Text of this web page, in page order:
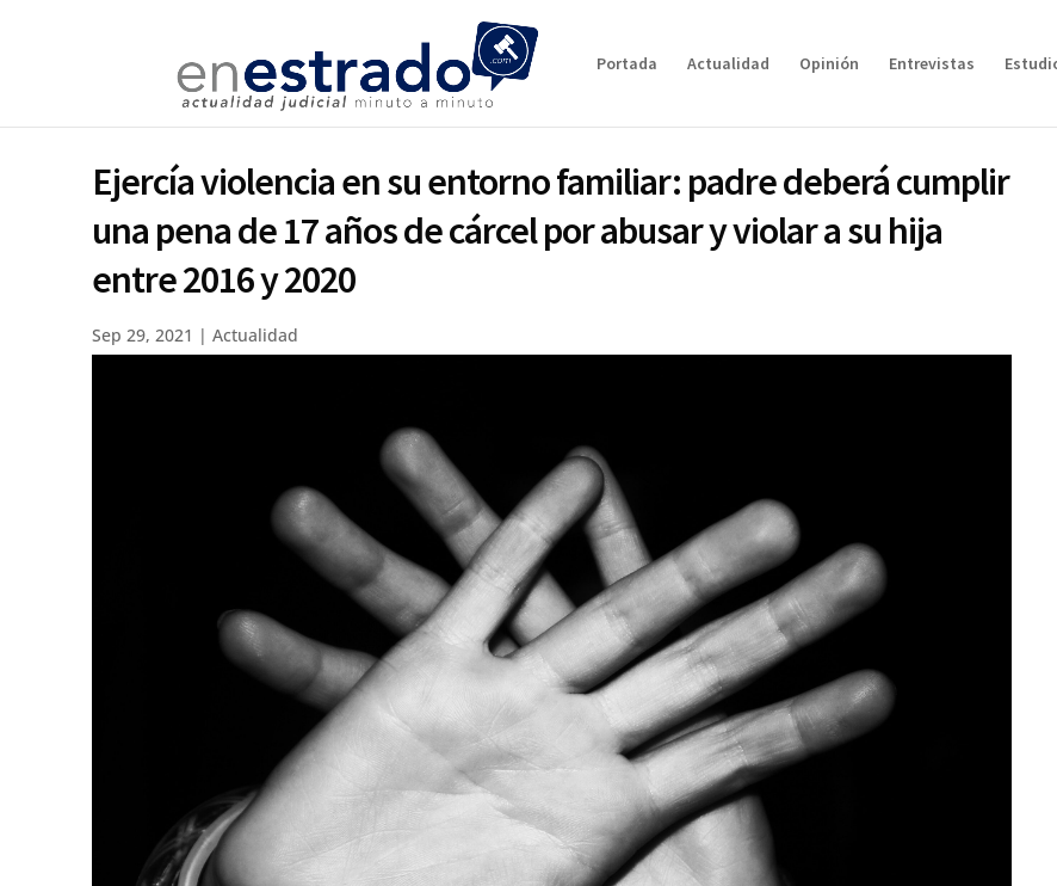
Portada Actualidad Opinión Entrevistas
Ejercía violencia en su entorno familiar: padre deberá cumplir
una pena de 17 años de cárcel por abusar y violar a su hija
entre 2016 y 2020
Sep 29, 2021 |Actualidad